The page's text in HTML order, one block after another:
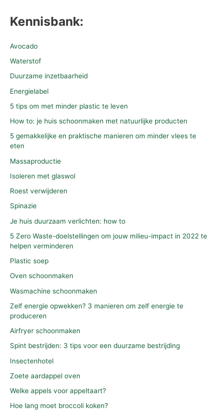
Kennisbank:
Avocado
Waterstof
Duurzame inzetbaarheid
Energielabel
5 tips om met minder plastic te leven
How to: je huis schoonmaken met natuurlijke producten
5 gemakkelijke en praktische manieren om minder vlees te
eten
Massaproductie
Isoleren met glaswol
Roest verwijderen
Spinazie
Je huis duurzaam verlichten: how to
5 Zero Waste-doelstellingen om jouw milieu-impact in 2022 te
helpen verminderen
Plastic soep
Oven schoonmaken
Wasmachine schoonmaken
Zelf energie opwekken? 3 manieren om zelf energie te
produceren
Airfryer schoonmaken
Spint bestrijden: 3 tips voor een duurzame bestrijding
Insectenhotel
Zoete aardappel oven
Welke appels voor appeltaart?
Hoe lang moet broccoli koken?